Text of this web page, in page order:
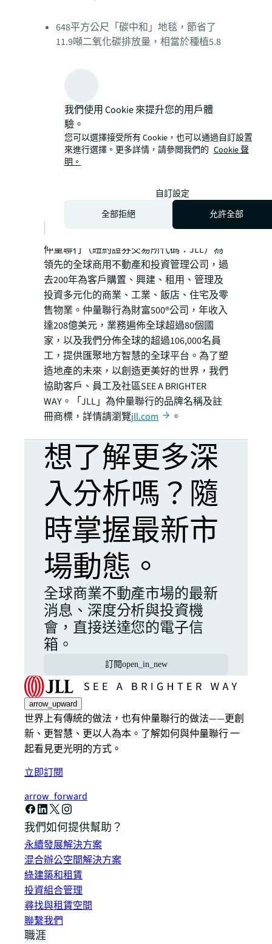
648平方公尺「碳中和」地毯，節省了
11.9噸二氧化碳排放量，相當於種植5.8
板，墻面)
超過30%工程成本用於重複使用材質，
包含可回收材質和具有FSC (森林管理委
員會) 認證的木頭材料
的工程廢棄物被分類回收再利
仲量聯行（紐約證券交易所代碼：JLL）為
領先的全球商用不動產和投資管理公司，過
去200年為客戶購置、興建、租用、管理及
投資多元化的商業、工業、飯店、住宅及零
售物業。仲量聯行為財富500®公司，年收入
達208億美元，業務遍佈全球超過80個國
家，以及我們分佈全球的超過106,000名員
工，提供匯聚地方智慧的全球平台。為了塑
造地產的未來，以創造更美好的世界，我們
協助客戶、員工及社區SEE A BRIGHTER
WAY。「JLL」為仲量聯行的品牌名稱及註
冊商標，詳情請瀏覽jll.com 。
想了解更多深
入分析嗎？隨
時掌握最新市
場動態。
全球商業不動產市場的最新
消息、深度分析與投資機
會，直接送達您的電子信
箱。
訂閱open_in_new
arrow_upward
世界上有傳統的做法，也有仲量聯行的做法——更創
新、更智慧、更以人為本。了解如何與仲量聯行 一
起看見更光明的方式。
立即訂閱
arrow_forward
我們如何提供幫助？
永續發展解決方案
混合辦公空間解決方案
綠建築和租賃
投資組合管理
尋找與租賃空間
聯繫我們
職涯
我們使用 Cookie 來提升您的用戶體
驗。
您可以選擇接受所有 Cookie，也可以通過自訂設置
來進行選擇。更多詳情，請參閲我們的 Cookie 聲
明。
自訂設定
全部拒絕
允許全部